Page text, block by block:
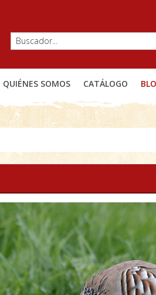
QUIÉNES SOMOS CATÁLOGO